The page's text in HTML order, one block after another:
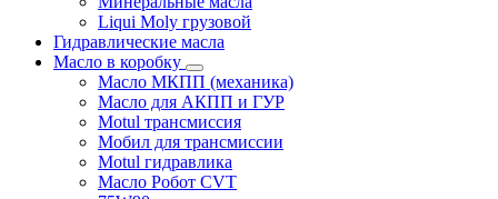
Liqui Moly грузовой
Гидравлические масла
Масло в коробку
Масло МКПП (механика)
Масло для АКПП и ГУР
Motul трансмиссия
Мобил для трансмиссии
Motul гидравлика
Масло Робот CVT